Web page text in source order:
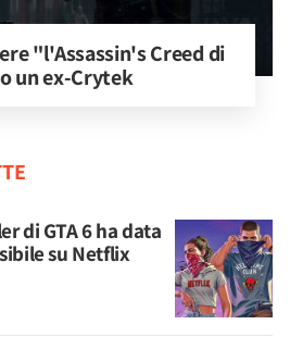
"l'Assassin's Creed di
un ex-Crytek
di GTA 6 ha data
su Netflix